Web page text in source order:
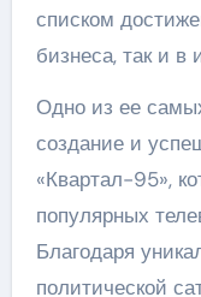
списком
бизнеса, так и в
Одно из ее
создание и
«Квартал-95»,
популярных
Благодаря
политической